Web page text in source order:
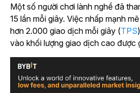
Một số người chơi lành nghề đã
15 lần mỗi giây. Việc nhấp mạnh
hơn 2.000 giao dịch mỗi giây (TPS
vào khối lượng giao dịch cao được